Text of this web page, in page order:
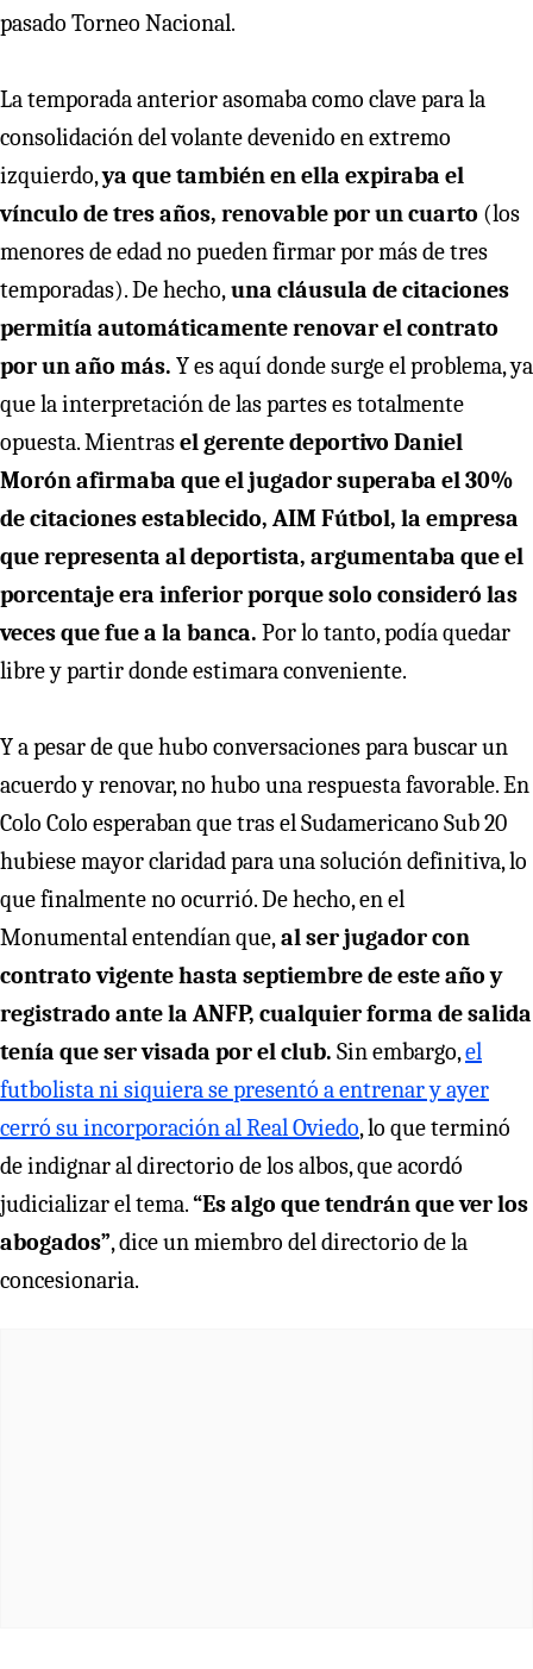
pasado Torneo Nacional.
La temporada anterior asomaba como clave para la
consolidación del volante devenido en extremo
izquierdo,ya que también en ella expiraba el
vínculo de tres años, renovable por un cuarto (los
menores de edad no pueden firmar por más de tres
temporadas). De hecho,una cláusula de citaciones
permitía automáticamente renovar el contrato
por un año más. Y es aquí donde surge el problema, ya
que la interpretación de las partes es totalmente
opuesta. Mientrasel gerente deportivo Daniel
Morón afirmaba que el jugador superaba el 30%
de citaciones establecido, AIM Fútbol, la empresa
que representa al deportista, argumentaba que el
porcentaje era inferior porque solo consideró las
veces que fue a la banca. Por lo tanto, podía quedar
libre y partir donde estimara conveniente.
Y a pesar de que hubo conversaciones para buscar un
acuerdo y renovar, no hubo una respuesta favorable. En
Colo Colo esperaban que tras el Sudamericano Sub 20
hubiese mayor claridad para una solución definitiva, lo
que finalmente no ocurrió. De hecho, en el
Monumental entendían que,al ser jugador con
contrato vigente hasta septiembre de este año y
registrado ante la ANFP, cualquier forma de salida
tenía que ser visada por el club. Sin embargo,el
futbolista ni siquiera se presentó a entrenar y ayer
cerró su incorporación al Real Oviedo, lo que terminó
de indignar al directorio de los albos, que acordó
judicializar el tema.“Es algo que tendrán que ver los
abogados”, dice un miembro del directorio de la
concesionaria.